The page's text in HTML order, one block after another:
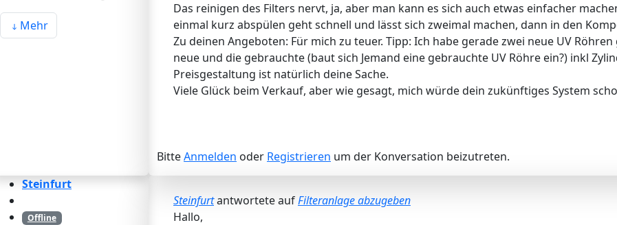
Mehr
Das reinigen des Filters nervt, ja, aber man kann es sich auch etwas einfacher
einmal kurz abspülen geht schnell und lässt sich zweimal machen, dann in den
Zu deinen Angeboten: Für mich zu teuer. Tipp: Ich habe gerade zwei neue UV
neue und die gebrauchte (baut sich Jemand eine gebrauchte UV Röhre ein?) inkl
Preisgestaltung ist natürlich deine Sache.
Viele Glück beim Verkauf, aber wie gesagt, mich würde dein zukünftiges System
BitteAnmelden oder Registrieren um der Konversation beizutreten.
Steinfurt
Offline
Steinfurtantwortete aufFilteranlage abzugeben
Hallo,